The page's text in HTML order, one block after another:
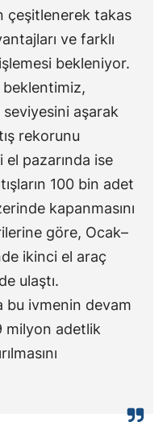
Kastamonu
Kayseri
Kocaeli
Konya
Malatya
çeşitlenerek takas
ve farklı
bekleniyor.
beklentimiz,
aşarak
rekorunu
el pazarında ise
100 bin adet
kapanmasını
göre, Ocak–
ikinci el araç
ulaştı.
bu ivmenin devam
milyon adetlik